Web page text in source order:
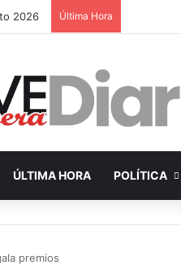
2026 Última Hora
ÚLTIMA HORA POLÍTICA
premios